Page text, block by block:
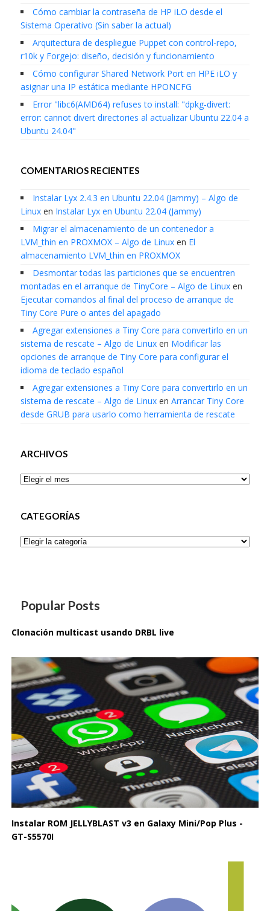
Cómo cambiar la contraseña de HP iLO desde el
Sistema Operativo (Sin saber la actual)
Arquitectura de despliegue Puppet con control-repo,
r10k y Forgejo: diseño, decisión y funcionamiento
Cómo configurar Shared Network Port en HPE iLO y
asignar una IP estática mediante HPONCFG
Error "libc6(AMD64) refuses to install: "dpkg-divert:
error: cannot divert directories al actualizar Ubuntu 22.04 a
Ubuntu 24.04"
COMENTARIOS RECIENTES
Instalar Lyx 2.4.3 en Ubuntu 22.04 (Jammy) – Algo de
Linuxen Instalar Lyx en Ubuntu 22.04 (Jammy)
Migrar el almacenamiento de un contenedor a
LVM_thin en PROXMOX – Algo de Linuxen El
almacenamiento LVM_thin en PROXMOX
Desmontar todas las particiones que se encuentren
montadas en el arranque de TinyCore – Algo de Linuxen
Ejecutar comandos al final del proceso de arranque de
Tiny Core Pure o antes del apagado
Agregar extensiones a Tiny Core para convertirlo en un
sistema de rescate – Algo de Linuxen Modificar las
opciones de arranque de Tiny Core para configurar el
idioma de teclado español
Agregar extensiones a Tiny Core para convertirlo en un
sistema de rescate – Algo de Linuxen Arrancar Tiny Core
desde GRUB para usarlo como herramienta de rescate
ARCHIVOS
Archivos
CATEGORÍAS
Categorías
Popular Posts
Clonación multicast usando DRBL live
Instalar ROM JELLYBLAST v3 en Galaxy Mini/Pop Plus -
GT-S5570I